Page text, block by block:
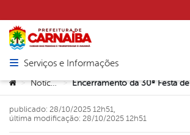
Abrir menu principal de navegação
Serviços e Informações
Você está aqui:
> Notícias >
publicado: 28/10/2025 12h51,
última modificação: 28/10/2025 12h51